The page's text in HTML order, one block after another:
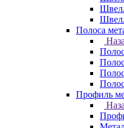
Полоса
Профиль